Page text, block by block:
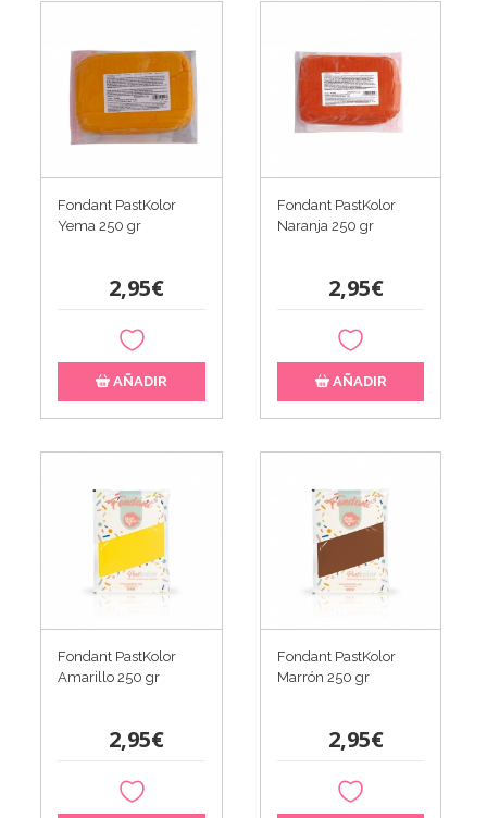
Fondant PastKolor
Yema 250 gr
2,95€
AÑADIR
Fondant PastKolor
Naranja 250 gr
2,95€
AÑADIR
Fondant PastKolor
Amarillo 250 gr
2,95€
Fondant PastKolor
Marrón 250 gr
2,95€